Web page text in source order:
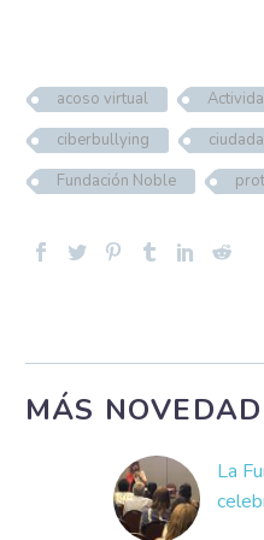
acoso virtual
ciberbullying
Fundación Noble
MÁS
La